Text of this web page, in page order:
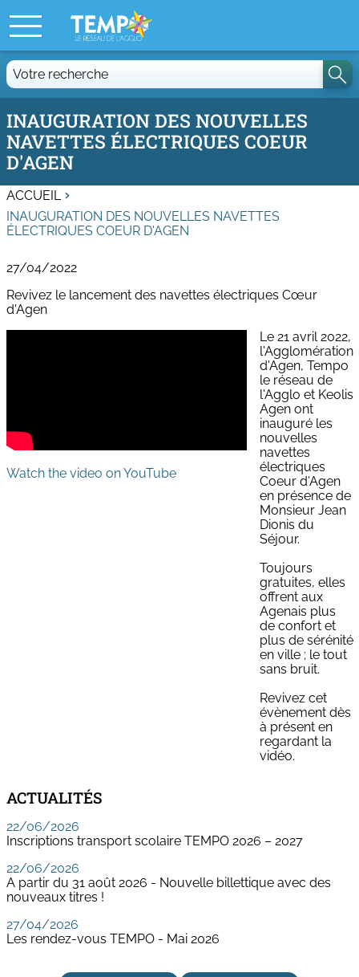
Votre
recherche
INAUGURATION DES NOUVELLES
NAVETTES ÉLECTRIQUES COEUR
D'AGEN
ACCUEIL
INAUGURATION DES NOUVELLES NAVETTES
ÉLECTRIQUES COEUR D'AGEN
27/04/2022
Revivez le lancement des navettes électriques Cœur
d'Agen
Watch the video on YouTube
Le 21 avril 2022,
l'Agglomération
d'Agen, Tempo
le réseau de
l'Agglo et Keolis
Agen ont
inauguré les
nouvelles
navettes
électriques
Coeur d'Agen
en présence de
Monsieur Jean
Dionis du
Séjour.
Toujours
gratuites, elles
offrent aux
Agenais plus
de confort et
plus de sérénité
en ville ; le tout
sans bruit.
Revivez cet
évènement dès
à présent en
regardant la
vidéo.
ACTUALITÉS
22/06/2026
Inscriptions transport scolaire TEMPO 2026 – 2027
22/06/2026
A partir du 31 août 2026 - Nouvelle billettique avec des
nouveaux titres !
27/04/2026
Les rendez-vous TEMPO - Mai 2026